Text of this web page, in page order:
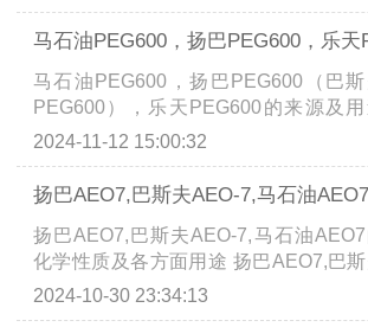
剂。还可用作合成表面活性剂、稳
AEO-7(26-L-7)主要用作乳液类、膏霜
香波类化妆品的乳化剂。水溶性优良，
用于制造水包油型乳液。另外还可用
静电剂。为亲水性乳化剂，能增强某
质在水中的溶解度，可作为制作O/W型
液的乳化剂。...
马石油PEG600，扬巴PEG600（巴
PEG600），乐天PEG600的来源及
PEG-600是聚乙二醇系列一员，分子量
广泛应用于制药、日化、纺织、金属
等行业，作为基质、保湿剂、柔软剂
市场主要品牌有马石油PEG600、巴
PEG600、乐天PEG600等。全称为
二醇600（Polyethylene glycol 600），
一种高分子聚合物，化学式通常
2024-11-12 15:00:32
扬巴AEO7,巴斯夫AEO-7,马石油
化学性质及各方面用途 扬巴AEO7,巴
AEO-7,马石油AEO7（26-L-7）,壳
2024-10-30 23:34:13